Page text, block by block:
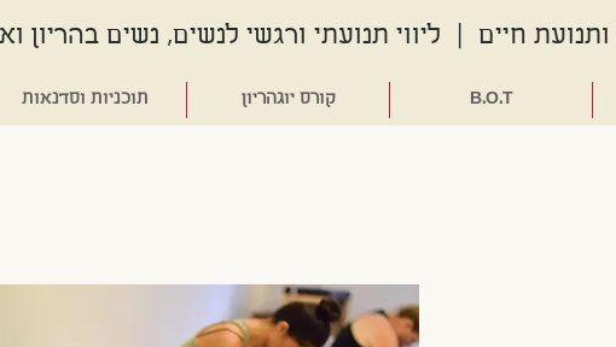
חיים | ליווי תנועתי ורגשי לנשים, נשים בהריון
B.O.T קורס יוגהריון תוכניות וסדנאות